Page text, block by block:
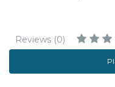
Reviews (0)